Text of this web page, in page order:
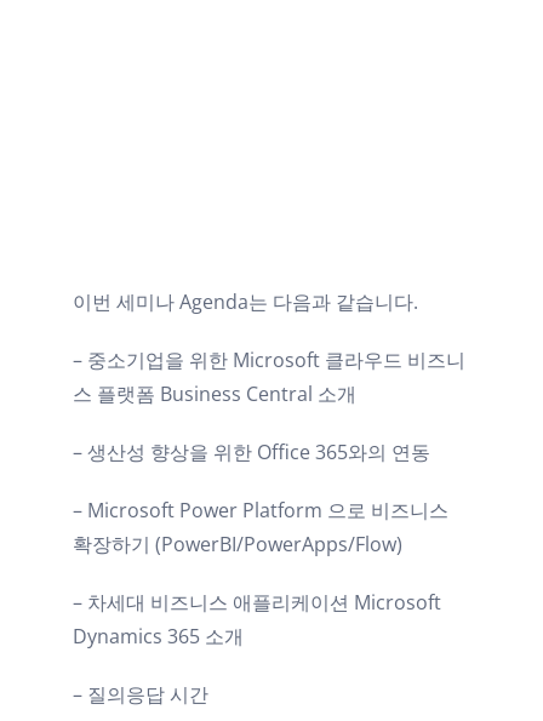
이번 세미나 Agenda는 다음과 같습니다.
– 중소기업을 위한 Microsoft 클라우드 비즈니
스 플랫폼 Business Central 소개
– 생산성 향상을 위한 Office 365와의 연동
– Microsoft Power Platform 으로 비즈니스
확장하기 (PowerBI/PowerApps/Flow)
– 차세대 비즈니스 애플리케이션 Microsoft
Dynamics 365 소개
– 질의응답 시간